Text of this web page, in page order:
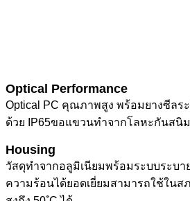
Optical Performance
Optical PC คุณภาพสูง พร้อมยางซีลร
ด้วย IP65ขอแขวนทำจากโลหะกันสนิม
Housing
วัสดุทำจากอลูมิเนียมพร้อมระบบระบา
ความร้อนได้ยอดเยี่ยมสามารถใช้ใน